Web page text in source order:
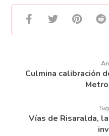
Culmina calibración
Vías de Risaralda,